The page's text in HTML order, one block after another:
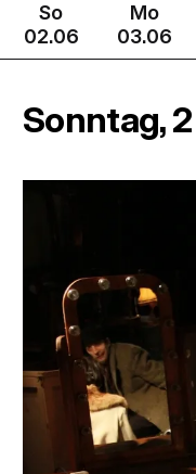
So
02.06
Mo
03.06
Sonntag,